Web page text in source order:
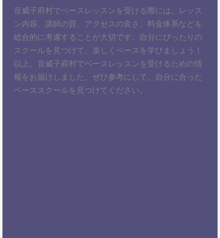
音威子府村でベースレッスンを受ける際には、レッス
ン内容、講師の質、アクセスの良さ、料金体系などを
総合的に考慮することが大切です。自分にぴったりの
スクールを見つけて、楽しくベースを学びましょう！
以上、音威子府村でベースレッスンを受けるための情
報をお届けしました。ぜひ参考にして、自分に合った
ベーススクールを見つけてください。